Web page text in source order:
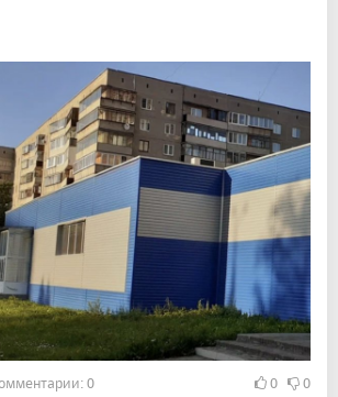
0 0 0